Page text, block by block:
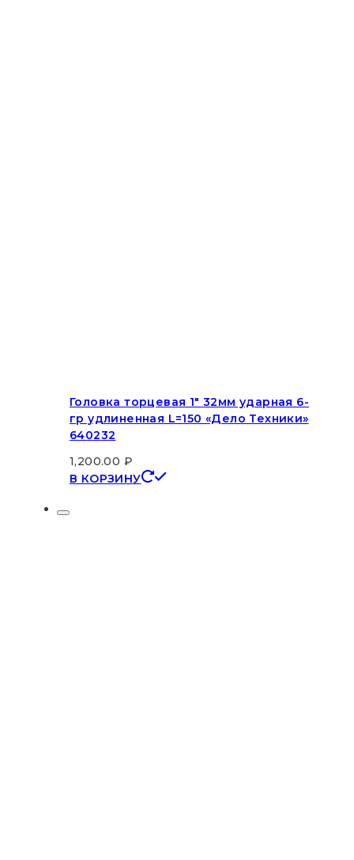
Головка торцевая 1″ 32мм ударная 6-
гр удлиненная L=150 «Дело Техники»
640232
1,200.00 ₽
В КОРЗИНУ